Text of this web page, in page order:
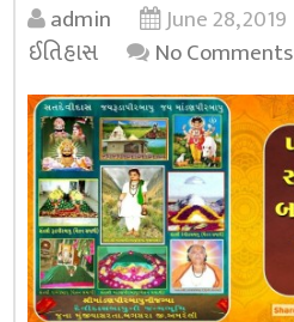
admin June 28, 2019
ઈતિહાસ
No Comments